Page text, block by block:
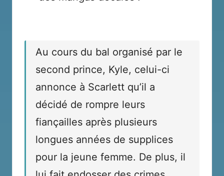
Au cours du bal organisé par le
second prince, Kyle, celui-ci
annonce à Scarlett qu’il a
décidé de rompre leurs
fiançailles après plusieurs
longues années de supplices
pour la jeune femme. De plus, il